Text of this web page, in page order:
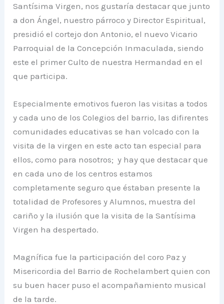
Santísima Virgen, nos gustaría destacar que junto
a don Ángel, nuestro párroco y Director Espiritual,
presidió el cortejo don Antonio, el nuevo Vicario
Parroquial de la Concepción Inmaculada, siendo
este el primer Culto de nuestra Hermandad en el
que participa.
Especialmente emotivos fueron las visitas a todos
y cada uno de los Colegios del barrio, las difirentes
comunidades educativas se han volcado con la
visita de la virgen en este acto tan especial para
ellos, como para nosotros; y hay que destacar que
en cada uno de los centros estamos
completamente seguro que éstaban presente la
totalidad de Profesores y Alumnos, muestra del
cariño y la ilusión que la visita de la Santísima
Virgen ha despertado.
Magnífica fue la participación del coro Paz y
Misericordia del Barrio de Rochelambert quien con
su buen hacer puso el acompañamiento musical
de la tarde.